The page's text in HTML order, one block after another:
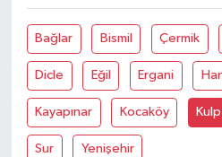
Bağlar Bismil Çermik
Dicle Eğil Ergani
Kayapınar Kocaköy Kulp
Sur Yenişehir